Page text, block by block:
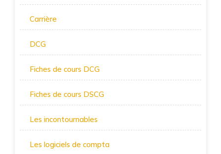
Carrière
DCG
Fiches de cours DCG
Fiches de cours DSCG
Les incontournables
Les logiciels de compta